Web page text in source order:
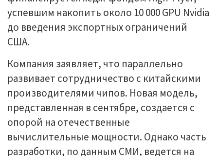
успевшим накопить около 10 000 GPU Nvidia
до введения экспортных ограничений
США.
Компания заявляет, что параллельно
развивает сотрудничество с китайскими
производителями чипов. Новая модель,
представленная в сентябре, создается с
опорой на отечественные
вычислительные мощности. Однако часть
разработки, по данным СМИ, ведется на